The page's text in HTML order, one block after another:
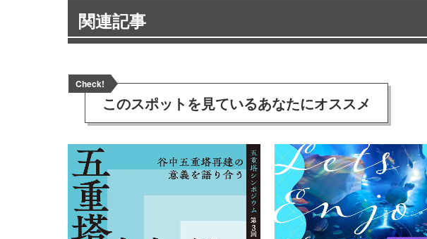
関連記事
Check!
このスポットを見ているあなたにオススメ